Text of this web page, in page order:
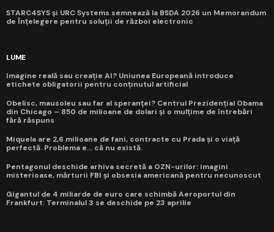
STARC4SYS și URC Systems semnează la BSDA 2026 un Memorandum
de Înțelegere pentru soluții de război electronic
LUME
Imagine reală sau creație AI? Uniunea Europeană introduce
etichete obligatorii pentru conținutul artificial
Obelisc, mausoleu sau far al speranței? Centrul Prezidențial Obama
din Chicago – 850 de milioane de dolari și o mulțime de întrebări
fără răspuns
Miquela are 2,6 milioane de fani, contracte cu Prada și o viață
perfectă. Problema e... că nu există.
Pentagonul deschide arhiva secretă a OZN-urilor: imagini
misterioase, mărturii FBI și obsesia americană pentru necunoscut
Gigantul de 4 miliarde de euro care schimbă Aeroportul din
Frankfurt: Terminalul 3 se deschide pe 23 aprilie